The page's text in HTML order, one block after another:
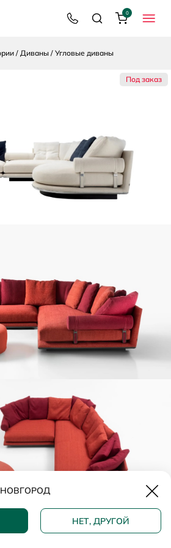
МЕНЮ
8 800 200 92 39
ПоискКорзина
0
Диваны Угловые диваны
КУПИТЬ В 1 КЛИК
Под заказ
НЕТ, ДРУГОЙ